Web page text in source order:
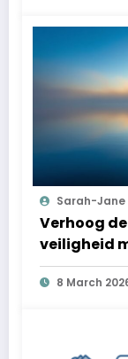
Sarah-Jane
Verhoog
veiligheid
8 March